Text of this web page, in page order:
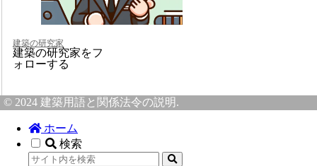
建築の研究家
建築の研究家をフ
ォローする
© 2024 建築用語と関係法令の説明.
ホーム
検索